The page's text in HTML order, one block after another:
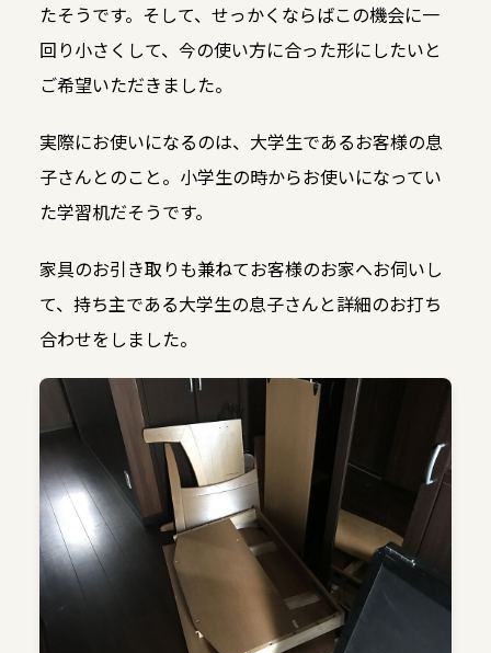
たそうです。そして、せっかくならばこの機会に一
回り小さくして、今の使い方に合った形にしたいと
ご希望いただきました。
実際にお使いになるのは、大学生であるお客様の息
子さんとのこと。小学生の時からお使いになってい
た学習机だそうです。
家具のお引き取りも兼ねてお客様のお家へお伺いし
て、持ち主である大学生の息子さんと詳細のお打ち
合わせをしました。